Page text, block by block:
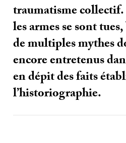
traumatisme collectif.
les armes se sont
de multiples mythes
encore entretenus
en dépit des faits
l’historiographie.